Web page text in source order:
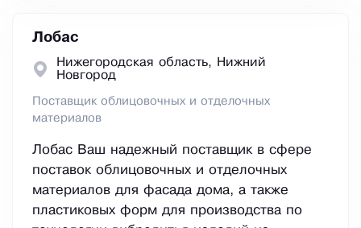
Лобас
Нижегородская область, Нижний
Новгород
Поставщик облицовочных и отделочных
материалов
Лобас Ваш надежный поставщик в сфере
поставок облицовочных и отделочных
материалов для фасада дома, а также
пластиковых форм для производства по